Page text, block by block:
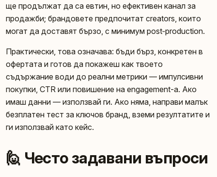
ще продължат да са евтин, но ефективен канал за
продажби; брандовете предпочитат creators, които
могат да доставят бързо, с минимум post‑production.
Практически, това означава: бъди бърз, конкретен в
офертата и готов да покажеш как твоето
съдържание води до реални метрики — импулсивни
покупки, CTR или повишение на engagement-a. Ако
имаш данни — използвай ги. Ако няма, направи малък
безплатен тест за ключов бранд, вземи резултатите и
ги използвай като кейс.
🙋 Често задавани въпроси